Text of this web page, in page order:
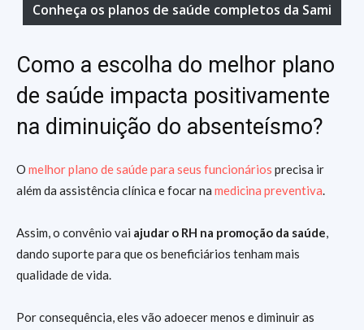
Conheça os planos de saúde completos da Sami
Como a escolha do melhor plano
de saúde impacta positivamente
na diminuição do absenteísmo?
O melhor plano de saúde para seus funcionários precisa ir
além da assistência clínica e focar na medicina preventiva.
Assim, o convênio vai ajudar o RH na promoção da saúde,
dando suporte para que os beneficiários tenham mais
qualidade de vida.
Por consequência, eles vão adoecer menos e diminuir as